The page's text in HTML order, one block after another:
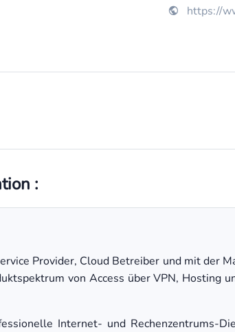
https://
:
Provider, Cloud Betreiber und mit der
von Access über VPN, Hosting
Internet- und Rechenzentrums-